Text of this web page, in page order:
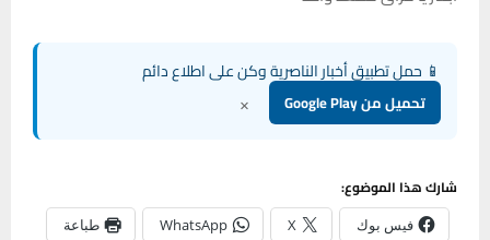
📱 حمل تطبيق أخبار الناصرية وكن على اطلاع دائم
تحميل من Google Play ×
شارك هذا الموضوع:
فيس بوك X
WhatsApp طباعة